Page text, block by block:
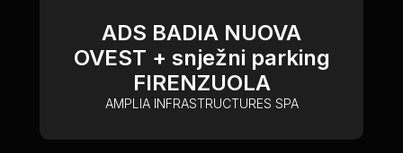
ADS BADIA NUOVA
OVEST + snježni parking
FIRENZUOLA
AMPLIA INFRASTRUCTURES SPA